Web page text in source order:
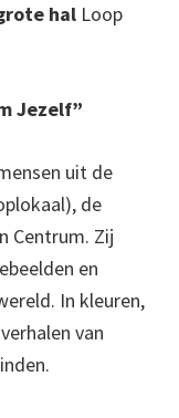
hal Loop
Jezelf”
uit de
de
Centrum. Zij
en
In kleuren,
van